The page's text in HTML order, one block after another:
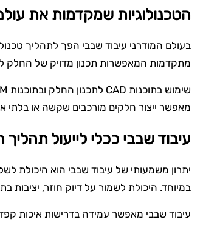
הטכנולוגיות שמקדמות את
מתקדמות המאפשרות תכנון מדויק של החלק
שימוש בתוכנות CAD לתכנון החלק ובתוכנות CAM ל
מאפשר ייצור חלקים מורכבים שקשה או בלתי
עיבוד שבבי ככלי לייעול תהליך
יתרון משמעותי של עיבוד שבבי הוא היכולת
במיוחד. היכולת לשמור על דיוק חוזר, יציבות
עיבוד שבבי מאפשר עמידה בדרישות איכות